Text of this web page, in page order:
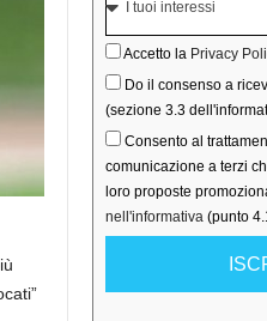
Accetto la Privacy
Do il consenso a
(sezione 3.3
Consento al
comunicazione a terzi
loro proposte
nell'informativa(punto